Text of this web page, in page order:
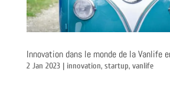
Innovation dans le monde de la Vanlife
2 Jan 2023| innovation, startup, vanlife